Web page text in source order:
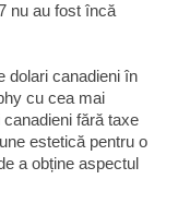
nu au fost încă
dolari canadieni în
cu cea mai
fără taxe
estetică pentru o
a obține aspectul